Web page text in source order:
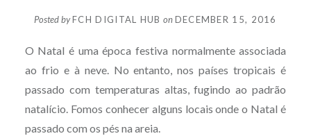
Posted byFCH DIGITAL HUB onDECEMBER 15, 2016
O Natal é uma época festiva normalmente associada
ao frio e à neve. No entanto, nos países tropicais é
passado com temperaturas altas, fugindo ao padrão
natalício. Fomos conhecer alguns locais onde o Natal é
passado com os pés na areia.